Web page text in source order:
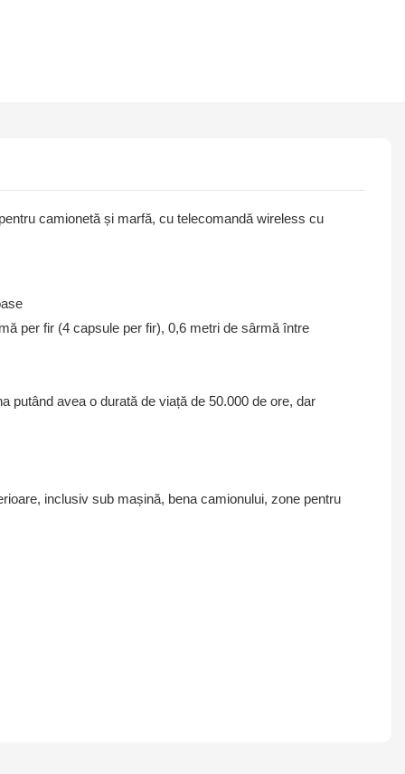
camionetă și marfă, cu telecomandă wireless cu
per fir (4 capsule per fir), 0,6 metri de sârmă între
putând avea o durată de viață de 50.000 de ore, dar
inclusiv sub mașină, bena camionului, zone pentru